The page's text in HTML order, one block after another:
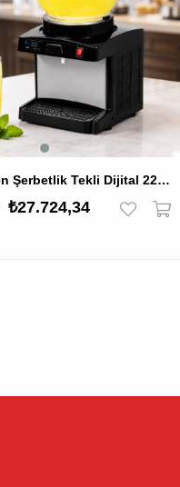
By Kitchen Şerbetlik Tekli Dijital 22 Lt.
₺27.724,34